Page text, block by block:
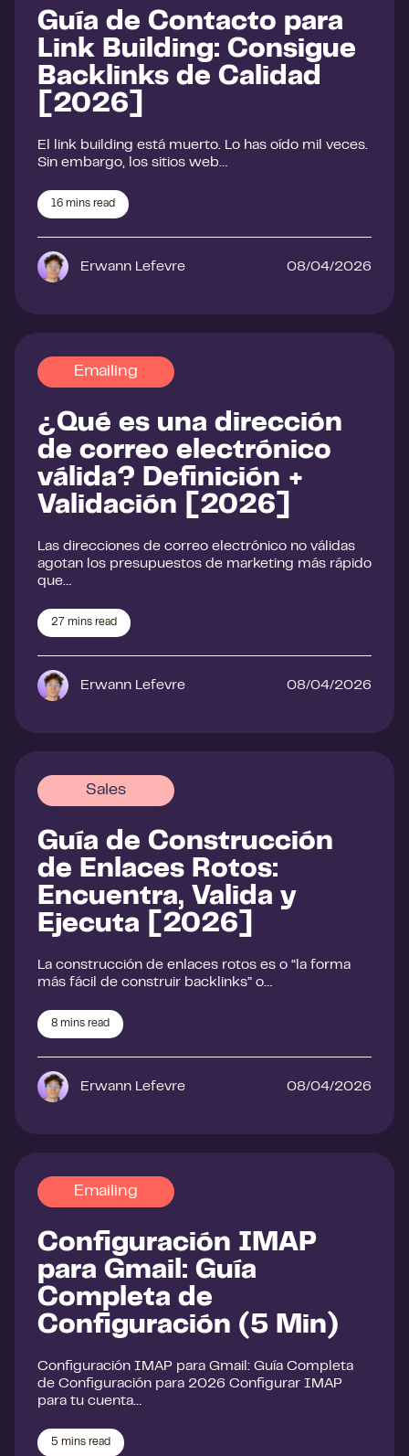
Guía de Contacto para
Link Building: Consigue
Backlinks de Calidad
[2026]
El link building está muerto. Lo has oído mil veces.
Sin embargo, los sitios web…
16 mins read
Erwann Lefevre 08/04/2026
Emailing
¿Qué es una dirección
de correo electrónico
válida? Definición +
Validación [2026]
Las direcciones de correo electrónico no válidas
agotan los presupuestos de marketing más rápido
que…
27 mins read
Erwann Lefevre 08/04/2026
Sales
Guía de Construcción
de Enlaces Rotos:
Encuentra, Valida y
Ejecuta [2026]
La construcción de enlaces rotos es o “la forma
más fácil de construir backlinks” o…
8 mins read
Erwann Lefevre 08/04/2026
Emailing
Configuración IMAP
para Gmail: Guía
Completa de
Configuración (5 Min)
Configuración IMAP para Gmail: Guía Completa
de Configuración para 2026 Configurar IMAP
para tu cuenta…
5 mins read